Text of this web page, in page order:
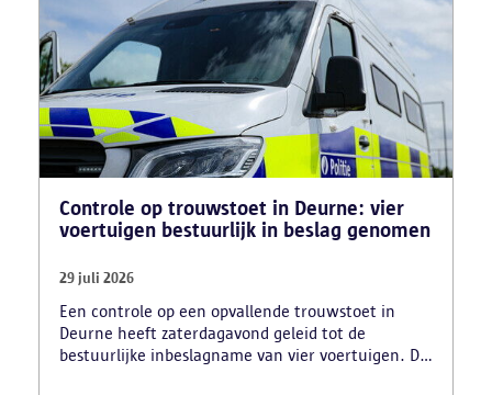
Controle op trouwstoet in Deurne: vier
voertuigen bestuurlijk in beslag genomen
29 juli 2026
Een controle op een opvallende trouwstoet in
Deurne heeft zaterdagavond geleid tot de
bestuurlijke inbeslagname van vier voertuigen. De